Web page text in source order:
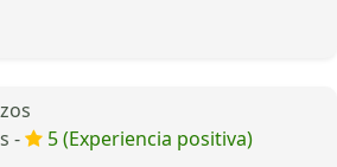
-
5 (Experiencia positiva)